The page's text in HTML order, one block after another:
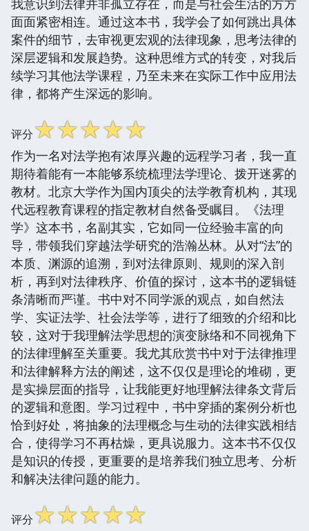
我意识到法律并非孤立存在，而是与社会生活的方方
面面紧密相连。通过这本书，我学会了如何跳出具体
案件的细节，去审视更宏观的法律现象，思考法律的
深层逻辑和发展趋势。这种思维方式的转变，对我后
续学习其他法学课程，乃至未来在实际工作中应用法
律，都将产生深远的影响。
评分☆☆☆☆☆
作为一名对法学抱有浓厚兴趣的远程学习者，我一直
期待着能有一本能够系统梳理法学理论、拨开迷雾的
教材。北京大学作为国内顶尖的法学教育机构，其现
代远程教育课程的指定教材自然备受瞩目。《法理
学》这本书，名副其实，它如同一位经验丰富的向
导，带领我们穿越法学研究的浩瀚丛林。从对“法”的
本质、渊源的追溯，到对法律原则、规则的深入剖
析，再到对法律秩序、价值的探讨，这本书的逻辑链
条清晰而严谨。书中对不同学派的观点，如自然法
学、实证法学、社会法学等，进行了细致的介绍和比
较，这对于我理解法学思想的演变脉络和不同视角下
的法律理解至关重要。我尤其欣赏书中对于法律推理
和法律解释方法的阐述，这不仅仅是理论的堆砌，更
是实操层面的指导，让我能更好地理解法律条文背后
的逻辑和意图。学习过程中，书中穿插的案例分析也
恰到好处，将抽象的法理概念与生动的法律实践相结
合，使得学习不再枯燥，更具说服力。这本书不仅仅
是知识的传授，更重要的是培养我们独立思考、分析
和解决法律问题的能力。
评分☆☆☆☆☆